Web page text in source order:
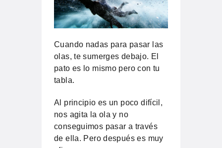
Cuando nadas para pasar las
olas, te sumerges debajo. El
pato es lo mismo pero con tu
tabla.
Al principio es un poco difícil,
nos agita la ola y no
conseguimos pasar a través
de ella. Pero después es muy